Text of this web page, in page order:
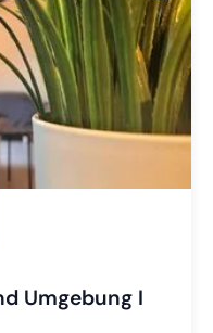
1 wechseln
2 wechseln
3 wechseln
4 wechseln
5 wechseln
6 wechseln
Umgebung I